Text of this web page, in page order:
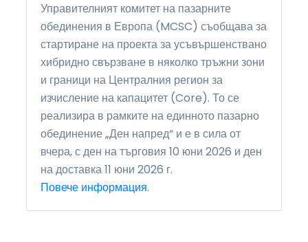
Управителният комитет на пазарните
обединения в Европа (MCSC) съобщава за
стартиране на проекта за усъвършенствано
хибридно свързване в няколко тръжни зони
и граници на Централния регион за
изчисление на капацитет (Core). То се
реализира в рамките на единното пазарно
обединение „Ден напред“ и е в сила от
вчера, с ден на търговия 10 юни 2026 и ден
на доставка 11 юни 2026 г.
Повече информация.